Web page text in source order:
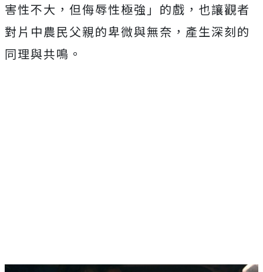
害性不大， 但侮辱性極強」的戲，也讓觀者
對片中農民父親的卑微與無奈， 產生深刻的
同理與共鳴。